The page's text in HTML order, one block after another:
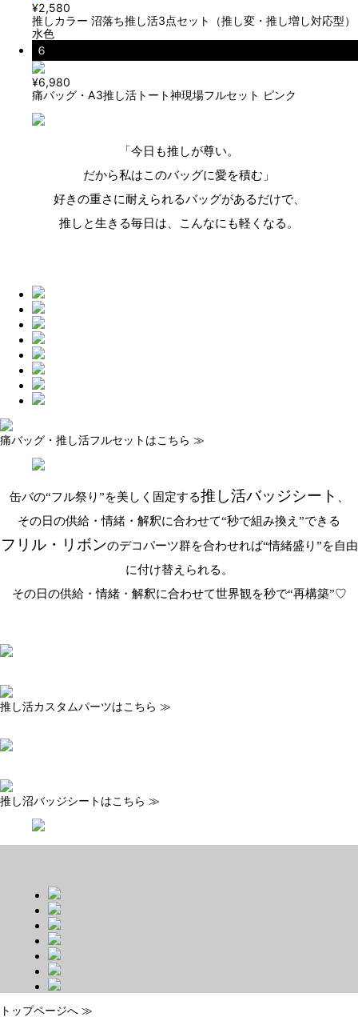
¥2,580
推しカラー 沼落ち推し活3点セット（推し変・推し増し対応型）
水色
６
¥6,980
痛バッグ・A3推し活トート神現場フルセット ピンク
「今日も推しが尊い。
だから私はこのバッグに愛を積む」
好きの重さに耐えられるバッグがあるだけで、
推しと生きる毎日は、こんなにも軽くなる。
痛バッグ・推し活フルセットはこちら ≫
缶バの“フル祭り”を美しく固定する推し活バッジシート
その日の供給・情緒・解釈に合わせて“秒で組み換え”できる
フリル・リボンのデコパーツ群を合わせれば“情緒盛り”を自由
に付け替えられる。
その日の供給・情緒・解釈に合わせて世界観を秒で“再構築”♡
推し活カスタムパーツはこちら ≫
推し沼バッジシートはこちら ≫
トップページへ ≫